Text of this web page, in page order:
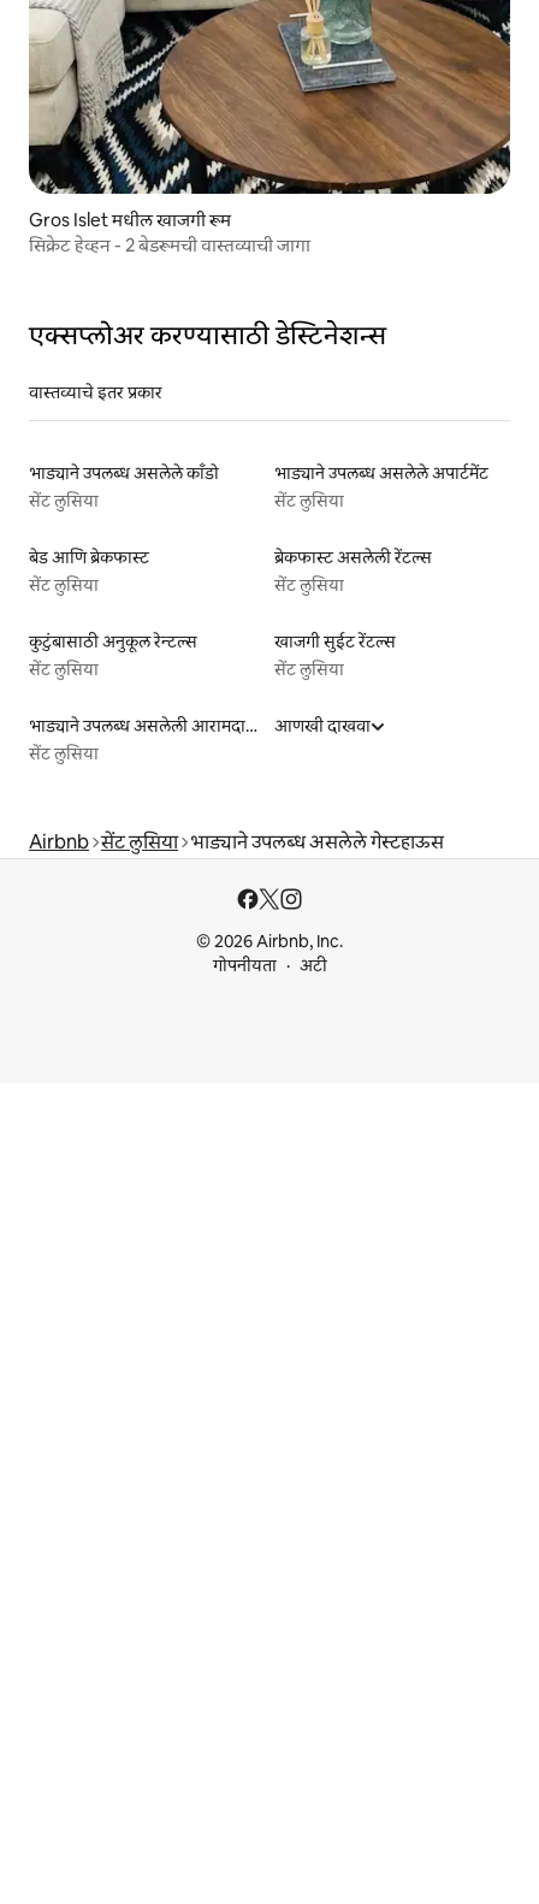
Gros Islet मधील खाजगी रूम
सिक्रेट हेव्हन - 2 बेडरूमची वास्तव्याची जागा
एक्सप्लोअर करण्यासाठी डेस्टिनेशन्स
वास्तव्याचे इतर प्रकार
भाड्याने उपलब्ध असलेले काँडो
सेंट लुसिया
भाड्याने उपलब्ध असलेले अपार्टमेंट
सेंट लुसिया
बेड आणि ब्रेकफास्ट
सेंट लुसिया
ब्रेकफास्ट असलेली रेंटल्स
सेंट लुसिया
कुटुंबासाठी अनुकूल रेन्टल्स
सेंट लुसिया
खाजगी सुईट रेंटल्स
सेंट लुसिया
भाड्याने उपलब्ध असलेली आरामदायी लिस्टिंग्ज
सेंट लुसिया
आणखी दाखवा
Airbnb सेंट लुसिया भाड्याने उपलब्ध असलेले गेस्टहाऊस
© 2026 Airbnb, Inc.
गोपनीयता
अटी